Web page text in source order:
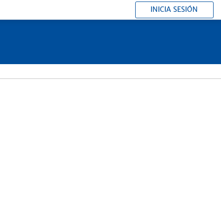
INICIA SESIÓN